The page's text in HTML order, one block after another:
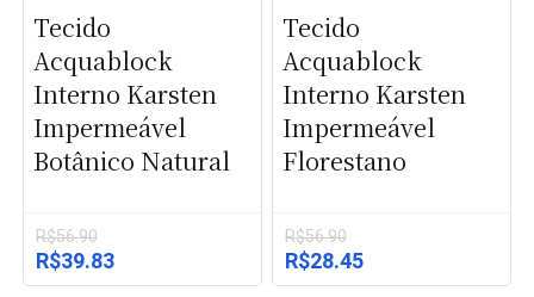
Tecido
Acquablock
Interno Karsten
Impermeável
Botânico Natural
R$56.90
O
preço
R$39.83O
preço
Tecido
Acquablock
Interno Karsten
Impermeável
Florestano
R$56.90
O
preço
R$28.45O
preço